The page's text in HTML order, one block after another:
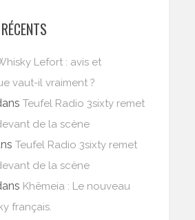
Lefort : avis et
vaut-il vraiment ?
Teufel Radio 3sixty remet
de la scène
Teufel Radio 3sixty remet
de la scène
Khêmeia : Le nouveau
français.